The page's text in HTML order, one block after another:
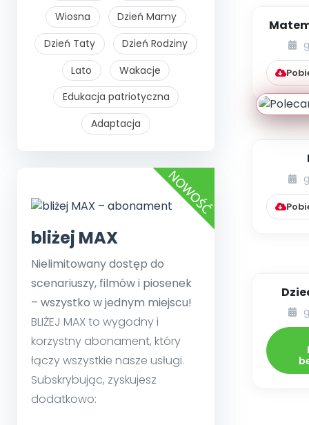
Wiosna
Dzień Mamy
Dzień Taty
Dzień Rodziny
Lato
Wakacje
Edukacja patriotyczna
Adaptacja
bliżej MAX
Nielimitowany dostęp do
scenariuszy, filmów i piosenek
– wszystko w jednym miejscu!
BLIŻEJ MAX to wygodny i
korzystny abonament, który
łączy wszystkie nasze usługi.
Subskrybując, zyskujesz
dodatkowo: